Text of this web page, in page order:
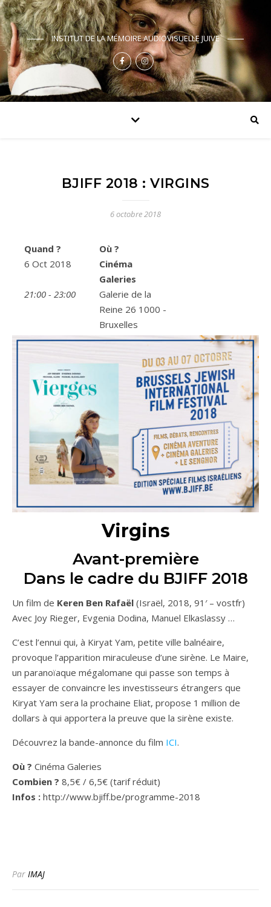
INSTITUT DE LA MÉMOIRE AUDIOVISUELLE JUIVE
BJIFF 2018 : VIRGINS
6 octobre 2018
Quand ?
6 Oct 2018
21:00 - 23:00
Où ?
Cinéma
Galeries
Galerie de la
Reine 26 1000 -
Bruxelles
Virgins
Avant-première
Dans le cadre du BJIFF 2018
Un film de Keren Ben Rafaël (Israël, 2018, 91′ – vostfr)
Avec Joy Rieger, Evgenia Dodina, Manuel Elkaslassy …
C’est l’ennui qui, à Kiryat Yam, petite ville balnéaire,
provoque l’apparition miraculeuse d’une sirène. Le Maire,
un paranoïaque mégalomane qui passe son temps à
essayer de convaincre les investisseurs étrangers que
Kiryat Yam sera la prochaine Eliat, propose 1 million de
dollars à qui apportera la preuve que la sirène existe.
Découvrez la bande-annonce du film ICI.
Où ? Cinéma Galeries
Combien ? 8,5€ / 6,5€ (tarif réduit)
Infos : http://www.bjiff.be/programme-2018
Par IMAJ